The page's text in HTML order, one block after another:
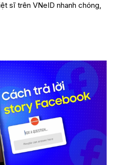
sĩ trên VNeID nhanh chóng,